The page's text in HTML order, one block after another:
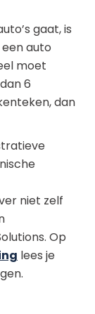
gaat, is
auto
moet
6
dan
niet zelf
Op
lees je